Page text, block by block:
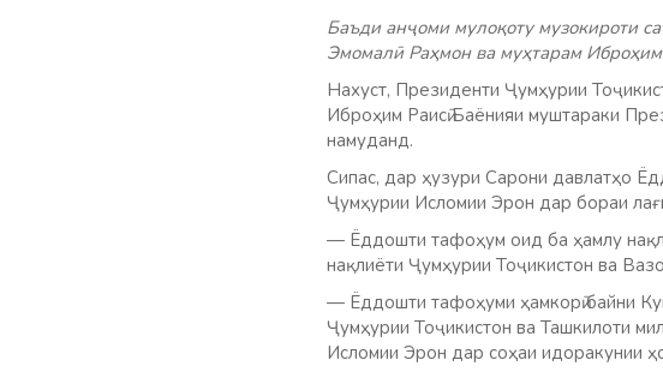
Баъди анҷоми мулоқоту музокироти
Эмомалӣ Раҳмон ва муҳтарам
Нахуст, Президенти Ҷумҳурии
Иброҳим Раисӣ Баёнияи муштараки
намуданд.
Сипас, дар ҳузури Сарони давлатҳо
Ҷумҳурии Исломии Эрон дар бораи
— Ёддошти тафоҳум оид ба ҳамлу нақли
нақлиёти Ҷумҳурии Тоҷикистон ва
— Ёддошти тафоҳуми ҳамкорӣ байни
Ҷумҳурии Тоҷикистон ва Ташкилоти
Исломии Эрон дар соҳаи идоракунии